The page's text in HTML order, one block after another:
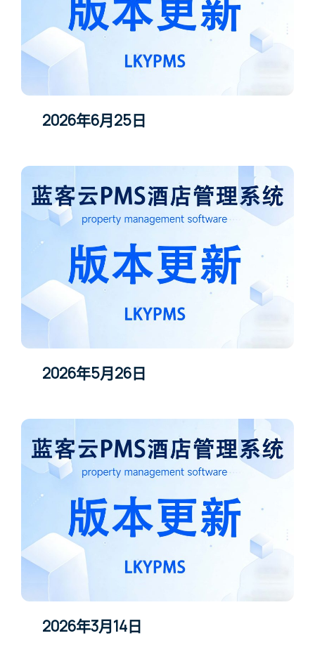
2026年6月25日
2026年5月26日
2026年3月14日